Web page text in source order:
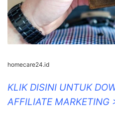
homecare24.id
KLIK DISINI UNTUK
AFFILIATE MARKETING